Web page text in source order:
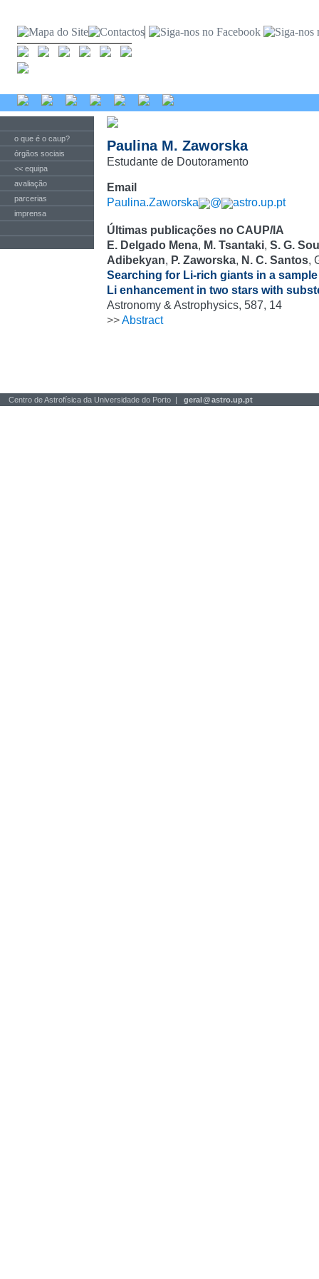
o que é o caup?
órgãos sociais
<< equipa
avaliação
parcerias
imprensa
Paulina M. Zaworska
Estudante de Doutoramento
Email
Paulina.Zaworska
@ astro.up.pt
Últimas publicações no CAUP/IA
E. Delgado Mena, M. Tsantaki, S. G.
Adibekyan, P. Zaworska, N. C. Santos,
Searching for Li-rich giants in a
Li enhancement in two stars with
Astronomy & Astrophysics, 587, 14
>>Abstract
Centro de Astrofísica da Universidade do Porto | geral@astro.up.pt